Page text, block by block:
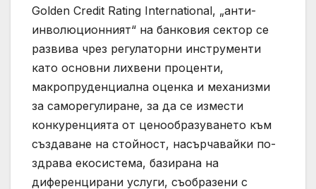
Golden Credit Rating International, „анти-
инволюционният“ на банковия сектор се
развива чрез регулаторни инструменти
като основни лихвени проценти,
макропруденциална оценка и механизми
за саморегулиране, за да се измести
конкуренцията от ценообразуването към
създаване на стойност, насърчавайки по-
здрава екосистема, базирана на
диференцирани услуги, съобразени с